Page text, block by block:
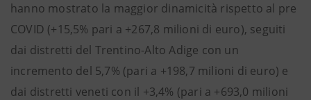
hanno mostrato la maggior dinamicità rispetto al pre
COVID (+15,5% pari a +267,8 milioni di euro), seguiti
dai distretti del Trentino-Alto Adige con un
incremento del 5,7% (pari a +198,7 milioni di euro) e
dai distretti veneti con il +3,4% (pari a +693,0 milioni